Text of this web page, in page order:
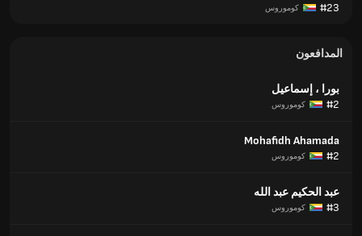
#23
كوموروس
المدافعون
بورا ، إسماعيل
#2
كوموروس
Mohafidh Ahamada
#2
كوموروس
عبد الحكيم عبد الله
#3
كوموروس